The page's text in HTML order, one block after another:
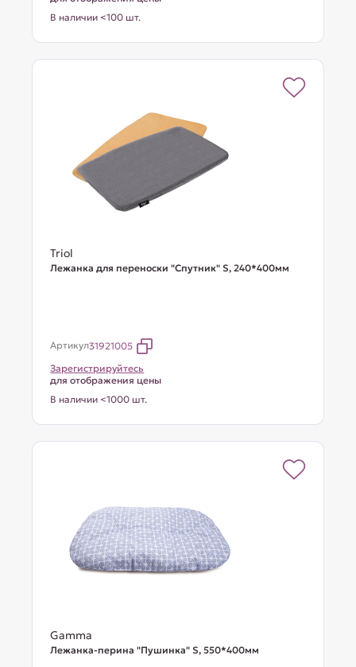
В наличии <100 шт.
Triol
Лежанка для переноски "Спутник" S, 240*400мм
Артикул31921005
Зарегистрируйтесь
для отображения цены
В наличии <1000 шт.
Gamma
Лежанка-перина "Пушинка" S, 550*400мм